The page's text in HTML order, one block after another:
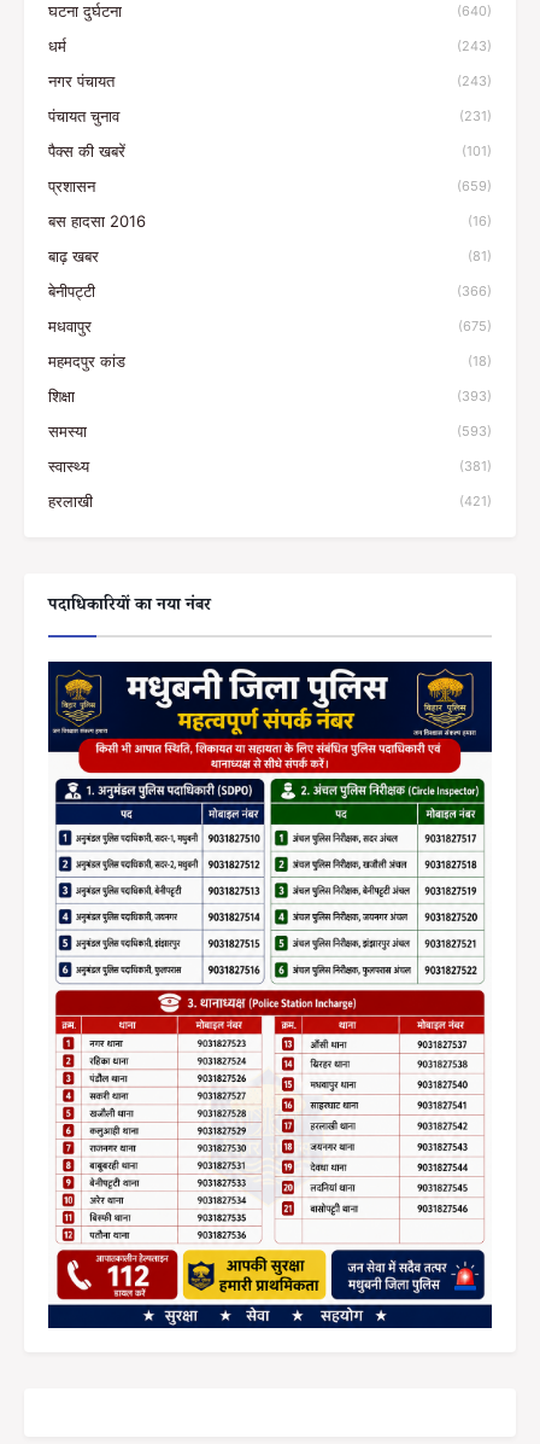
घटना दुर्घटना (640)
धर्म (243)
नगर पंचायत (243)
पंचायत चुनाव (231)
पैक्स की खबरें (101)
प्रशासन (659)
बस हादसा 2016 (16)
बाढ़ खबर (81)
बेनीपट्टी (366)
मधवापुर (675)
महमदपुर कांड (18)
शिक्षा (393)
समस्या (593)
स्वास्थ्य (381)
हरलाखी (421)
पदाधिकारियों का नया नंबर